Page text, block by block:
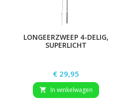
LONGEERZWEEP 4-DELIG,
SUPERLICHT
Prijs
€ 29,95
 In winkelwagen